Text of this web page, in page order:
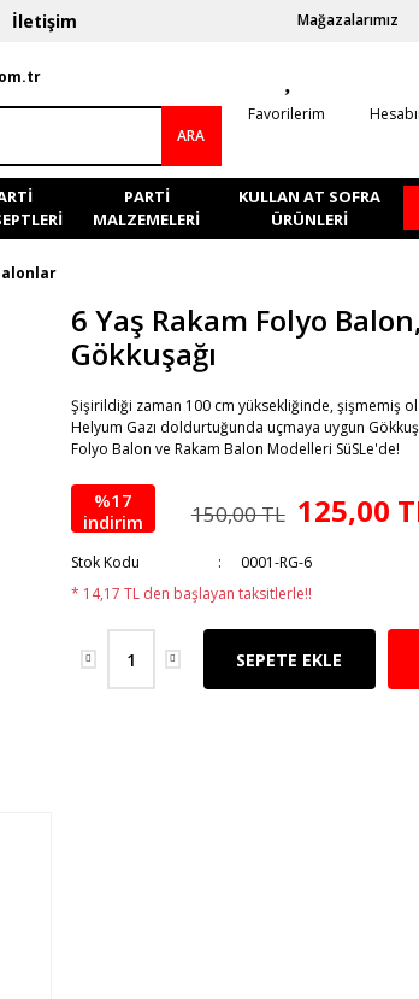
İletişim Mağazalarımız
ARA
Favorilerim
PARTI
MALZEMELERI
KULLAN AT SOFRA
ÜRÜNLERI
6 Yaş Rakam Folyo
Gökkuşağı
Şişirildiği zaman 100 cm yüksekliğinde, şişmemiş
Helyum Gazı doldurtuğunda uçmaya uygun
Folyo Balon ve Rakam Balon Modelleri SüSLe'de!
%17
indirim
150,00 TL 125,00
Stok Kodu
0001-RG-6
* 14,17 TL den başlayan taksitlerle!!
SEPETE EKLE